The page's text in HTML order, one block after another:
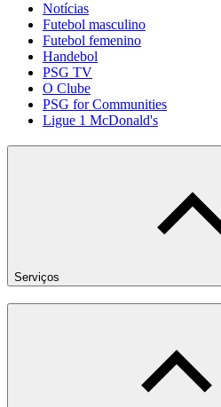
Notícias
Futebol masculino
Futebol femenino
Handebol
PSG TV
O Clube
PSG for Communities
Ligue 1 McDonald's
Serviços